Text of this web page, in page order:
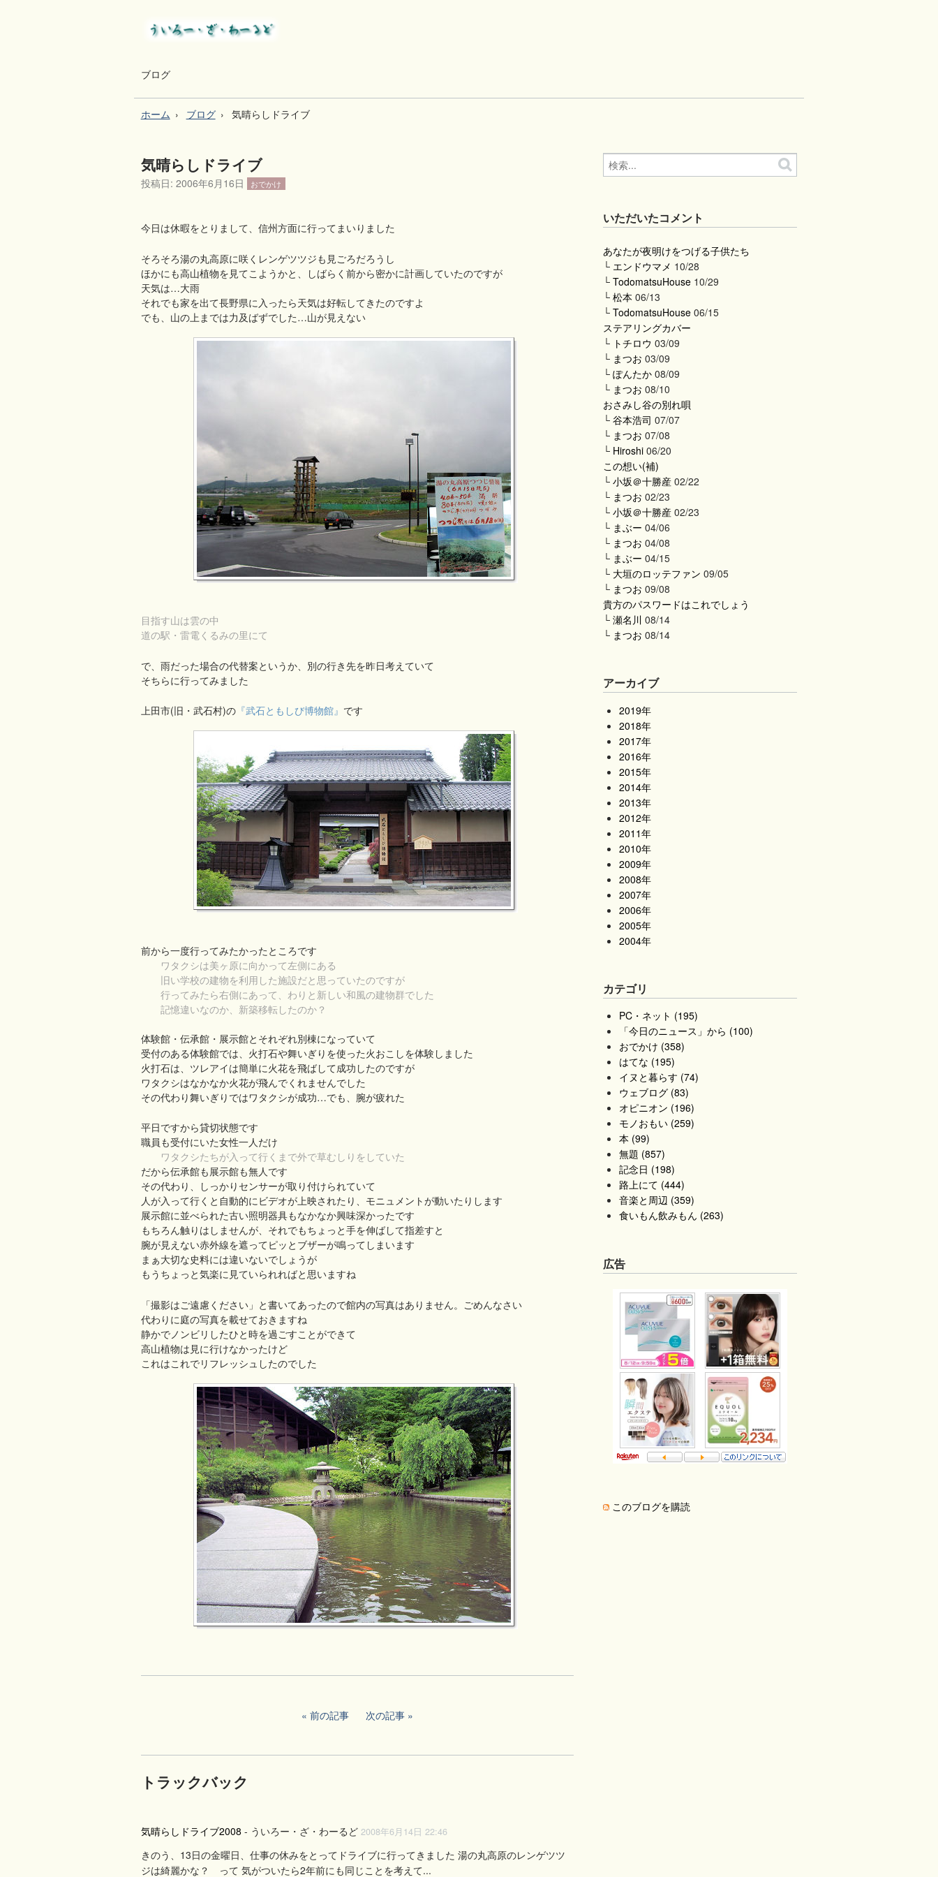
ブログ
ホーム ブログ 気晴らしドライブ
気晴らしドライブ
投稿日: 2006年6月16日 おでかけ
今日は休暇をとりまして、信州方面に行ってまいりました
そろそろ湯の丸高原に咲くレンゲツツジも見ごろだろうし
ほかにも高山植物を見てこようかと、しばらく前から密かに計画していたのですが
天気は…大雨
それでも家を出て長野県に入ったら天気は好転してきたのですよ
でも、山の上までは力及ばずでした…山が見えない
目指す山は雲の中
道の駅・雷電くるみの里にて
で、雨だった場合の代替案というか、別の行き先を昨日考えていて
そちらに行ってみました
上田市(旧・武石村)の『武石ともしび博物館』 です
前から一度行ってみたかったところです
ワタクシは美ヶ原に向かって左側にある
旧い学校の建物を利用した施設だと思っていたのですが
行ってみたら右側にあって、わりと新しい和風の建物群でした
記憶違いなのか、新築移転したのか？
体験館・伝承館・展示館とそれぞれ別棟になっていて
受付のある体験館では、火打石や舞いぎりを使った火おこしを体験しました
火打石は、ツレアイは簡単に火花を飛ばして成功したのですが
ワタクシはなかなか火花が飛んでくれませんでした
その代わり舞いぎりではワタクシが成功…でも、腕が疲れた
平日ですから貸切状態です
職員も受付にいた女性一人だけ
ワタクシたちが入って行くまで外で草むしりをしていた
だから伝承館も展示館も無人です
その代わり、しっかりセンサーが取り付けられていて
人が入って行くと自動的にビデオが上映されたり、モニュメントが動いたりします
展示館に並べられた古い照明器具もなかなか興味深かったです
もちろん触りはしませんが、それでもちょっと手を伸ばして指差すと
腕が見えない赤外線を遮ってピッとブザーが鳴ってしまいます
まぁ大切な史料には違いないでしょうが
もうちょっと気楽に見ていられればと思いますね
「撮影はご遠慮ください」と書いてあったので館内の写真はありません。ごめんなさい
代わりに庭の写真を載せておきますね
静かでノンビリしたひと時を過ごすことができて
高山植物は見に行けなかったけど
これはこれでリフレッシュしたのでした
前の記事 次の記事
トラックバック
気晴らしドライブ2008 - ういろー・ざ・わーるど 2008年6月14日 22:46
きのう、13日の金曜日、仕事の休みをとってドライブに行ってきました 湯の丸高原のレンゲツツ
ジは綺麗かな？ って 気がついたら2年前にも同じことを考えて...
いただいたコメント
あなたが夜明けをつげる子供たち
└ エンドウマメ 10/28
└TodomatsuHouse 10/29
└松本 06/13
└TodomatsuHouse 06/15
ステアリングカバー
└ トチロウ 03/09
└ まつお 03/09
└ぽんたか 08/09
└ まつお 08/10
おさみし谷の別れ唄
└谷本浩司 07/07
└ まつお 07/08
└ Hiroshi 06/20
この想い(補)
└小坂＠十勝産 02/22
└ まつお 02/23
└小坂＠十勝産 02/23
└ まぶー 04/06
└ まつお 04/08
└ まぶー 04/15
└ 大垣のロッテファン 09/05
└ まつお 09/08
貴方のパスワードはこれでしょう
└瀬名川 08/14
└ まつお 08/14
アーカイブ
2019年
2018年
2017年
2016年
2015年
2014年
2013年
2012年
2011年
2010年
2009年
2008年
2007年
2006年
2005年
2004年
カテゴリ
PC・ネット (195)
「今日のニュース」から (100)
おでかけ (358)
はてな (195)
イヌと暮らす (74)
ウェブログ (83)
オピニオン (196)
モノおもい (259)
本 (99)
無題 (857)
記念日 (198)
路上にて (444)
音楽と周辺 (359)
食いもん飲みもん (263)
広告
このブログを購読